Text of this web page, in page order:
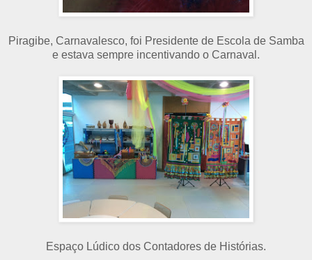
Piragibe, Carnavalesco, foi Presidente de Escola de Samba
e estava sempre incentivando o Carnaval.
Espaço Lúdico dos Contadores de Histórias.